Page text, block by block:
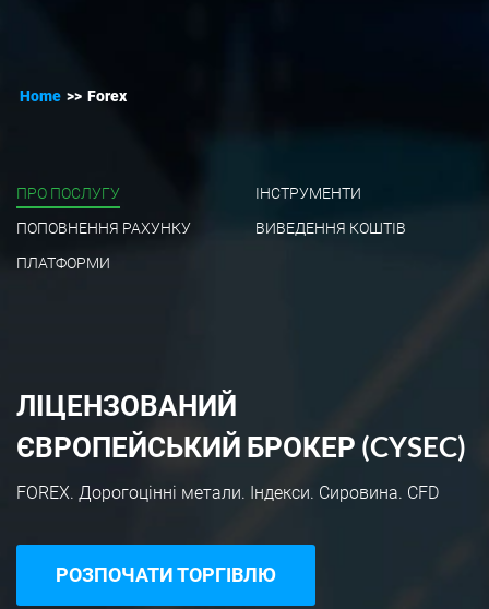
Home >> Forex
ПРО ПОСЛУГУ
ІНСТРУМЕНТИ
ПОПОВНЕННЯ РАХУНКУ
ВИВЕДЕННЯ КОШТІВ
ПЛАТФОРМИ
ЛІЦЕНЗОВАНИЙ
ЄВРОПЕЙСЬКИЙ БРОКЕР (CYSEC)
FOREX. Дорогоцінні метали. Індекси. Сировина. CFD
РОЗПОЧАТИ ТОРГІВЛЮ